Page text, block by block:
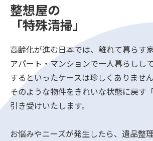
整想屋の
「特殊清掃」
高齢化が進む日本では、離れて暮らす
アパート・マンションで一人暮らしし
するといったケースは珍しくありませ
そのような物件をきれいな状態に戻す
引き受けいたします。
お悩みやニーズが発生したら、遺品整